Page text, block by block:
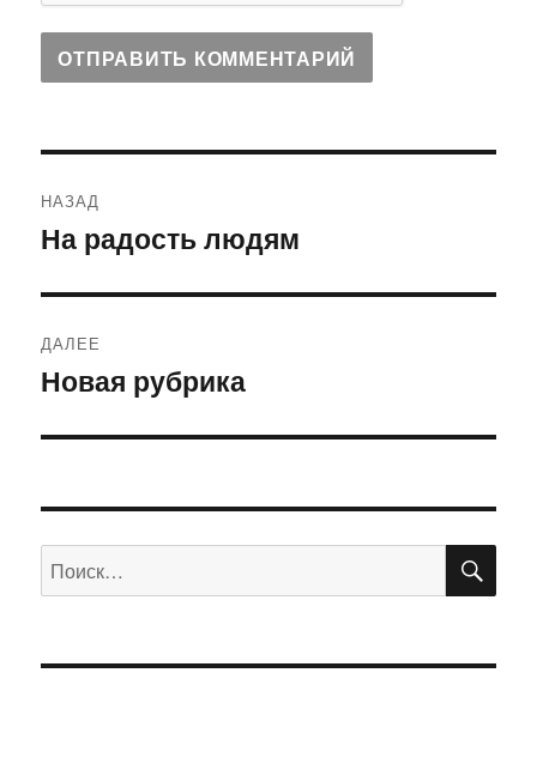
по
НАЗАД
Предыдущая
На радость людям
ДАЛЕЕ
Следующая
Новая рубрика
Искать: